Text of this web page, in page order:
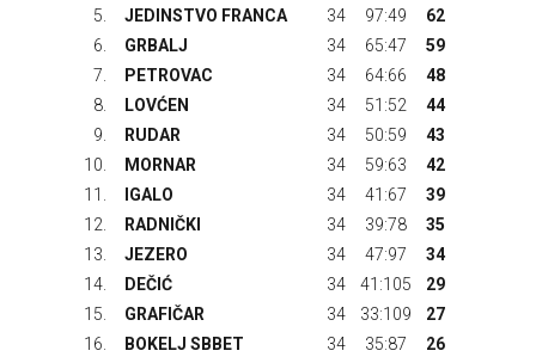
5.
JEDINSTVO FRANCA 34 97:49
62
6.
GRBALJ 34 65:47
59
7.
PETROVAC 34 64:66
48
8.
LOVĆEN 34 51:52
44
9.
RUDAR 34 50:59
43
10.
MORNAR 34 59:63
42
11.
IGALO 34 41:67
39
12.
RADNIČKI 34 39:78
35
13.
JEZERO 34 47:97
34
14.
DEČIĆ 34 41:105
29
15.
GRAFIČAR 34 33:109
27
16.
BOKELJ SBBET 34 35:87
26